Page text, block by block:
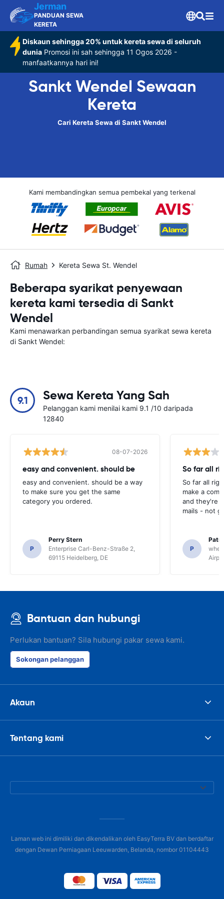
Jerman
PANDUAN SEWA
KERETA
Diskaun sehingga 20% untuk kereta sewa di seluruh
dunia Promosi ini sah sehingga 11 Ogos 2026 -
manfaatkannya hari ini!
Sankt Wendel Sewaan
Kereta
Cari Kereta Sewa di Sankt Wendel
Kami membandingkan semua pembekal yang terkenal
Rumah Kereta Sewa St. Wendel
Beberapa syarikat penyewaan
kereta kami tersedia di Sankt
Wendel
Kami menawarkan perbandingan semua syarikat sewa kereta
di Sankt Wendel:
9.1 Sewa Kereta Yang Sah
Pelanggan kami menilai kami 9.1 /10 daripada
12840
08-07-2026
easy and convenient. should be
easy and convenient. should be a way
to make sure you get the same
category you ordered.
P
Perry Stern
Enterprise Carl-Benz-Straße 2,
69115 Heidelberg, DE
So far all
So far all
make a
and they're
mails - not
P
Bantuan dan hubungi
Perlukan bantuan? Sila hubungi pakar sewa kami.
Sokongan pelanggan
Akaun
Tentang kami
Laman web ini dimiliki dan dikendalikan oleh EasyTerra BV dan berdaftar
dengan Dewan Perniagaan Leeuwarden, Belanda, nombor 01104443